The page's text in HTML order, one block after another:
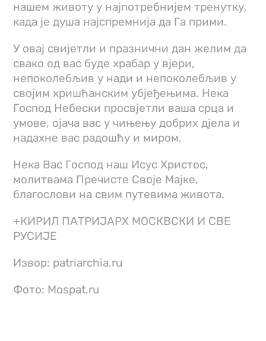
нашем животу у најпотребнијем тренутку,
када је душа најспремнија да Га прими.
У овај свијетли и празнични дан желим да
свако од вас буде храбар у вјери,
непоколебљив у нади и непоколебљив у
својим хришћанским убјеђењима. Нека
Господ Небески просвјетли ваша срца и
умове, ојача вас у чињењу добрих дјела и
надахне вас радошћу и миром.
Нека Вас Господ наш Исус Христос,
молитвама Пречисте Своје Мајке,
благослови на свим путевима живота.
+КИРИЛ ПАТРИЈАРХ МОСКВСКИ И СВЕ
РУСИЈЕ
Извор: patriarchia.ru
Фото: Mospat.ru